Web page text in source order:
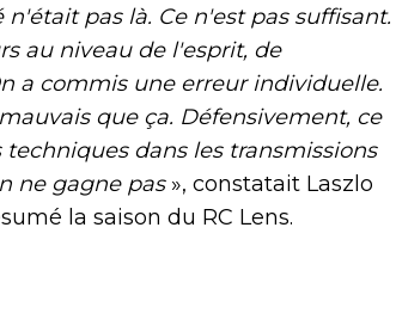
pas là. Ce n'est pas suffisant.
au niveau de l'esprit, de
a commis une erreur individuelle.
que ça. Défensivement, ce
dans les transmissions
ne gagne pas», constatait Laszlo
la saison du RC Lens.